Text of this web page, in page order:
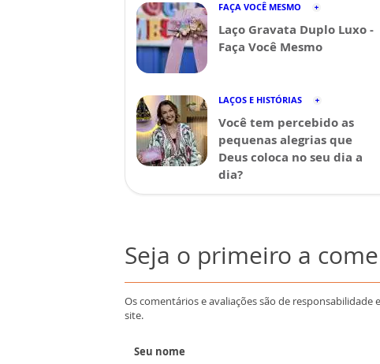
FAÇA VOCÊ MESMO
Laço Gravata Duplo Luxo -
Faça Você Mesmo
LAÇOS E HISTÓRIAS
Você tem percebido as
pequenas alegrias que
Deus coloca no seu dia a
dia?
Seja o primeiro a
Os comentários e avaliações são de
site.
Seu nome